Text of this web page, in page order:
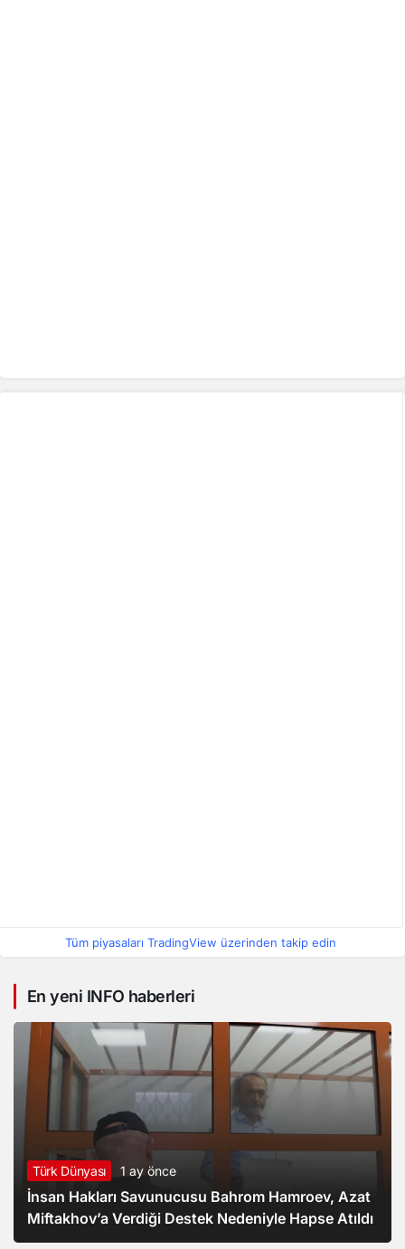
Tüm piyasaları TradingView üzerinden takip edin
En yeni INFO haberleri
Türk Dünyası 1 ay önce
İnsan Hakları Savunucusu Bahrom Hamroev, Azat
Miftakhov’a Verdiği Destek Nedeniyle Hapse Atıldı
Ekonomi 2 ay önce
Başkurdistan’da
Baymak Davası
1 yıl önce Türk Dünyası